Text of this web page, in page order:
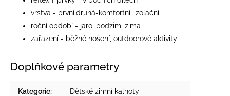
vrstva - první,druhá-komfortní, izolační
roční období - jaro, podzim, zima
zařazení - běžné nošení, outdoorové aktivity
Doplňkové parametry
Kategorie: Dětské zimní kalhoty